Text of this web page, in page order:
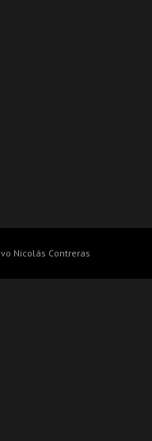
Nicolás Contreras